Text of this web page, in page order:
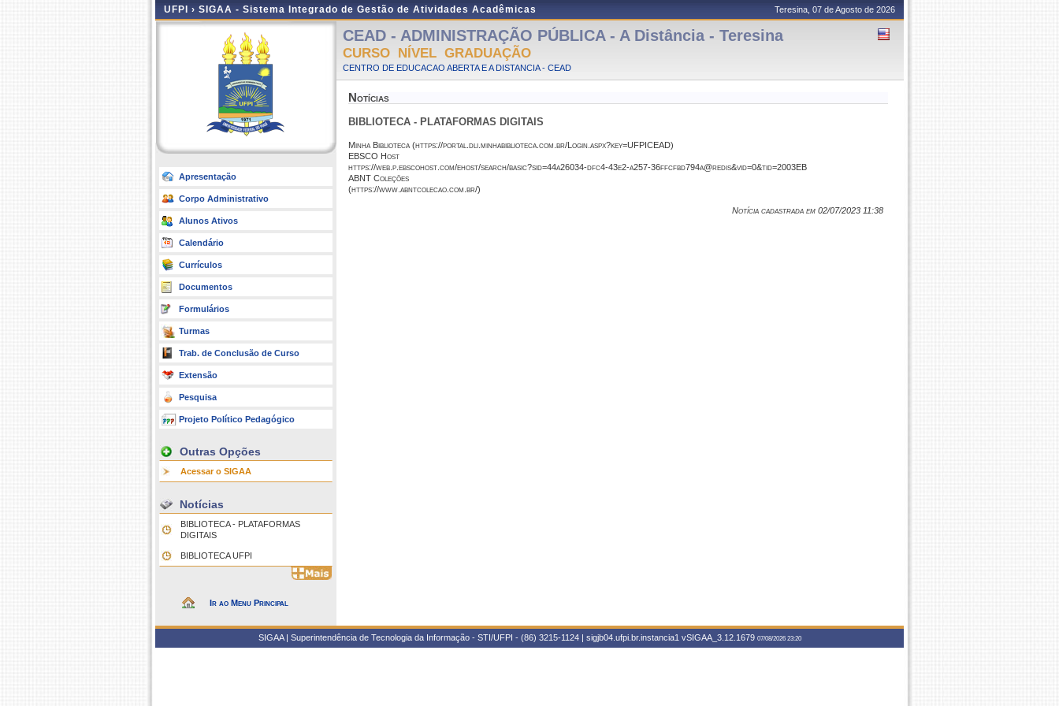
UFPI › SIGAA - Sistema Integrado de Gestão de Atividades Acadêmicas Teresina, 07 de Agosto de 2026
Apresentação
Corpo Administrativo
Alunos Ativos
Calendário
Currículos
Documentos
Formulários
Turmas
Trab. de Conclusão de Curso
Extensão
Pesquisa
Projeto Político Pedagógico
Outras Opções
Acessar o SIGAA
Notícias
BIBLIOTECA - PLATAFORMAS
DIGITAIS
BIBLIOTECA UFPI
Ir ao Menu Principal
CEAD - ADMINISTRAÇÃO PÚBLICA - A Distância - Teresina
CURSO NÍVEL GRADUAÇÃO
CENTRO DE EDUCACAO ABERTA E A DISTANCIA - CEAD
Notícias
BIBLIOTECA - PLATAFORMAS DIGITAIS
Minha Biblioteca (https://portal.dli.minhabiblioteca.com.br/Login.aspx?key=UFPICEAD)
EBSCO Host
https://web.p.ebscohost.com/ehost/search/basic?sid=44a26034-dfc4-43e2-a257-36ffcfbd794a@redis&vid=0&tid=2003EB
ABNT Coleções
(https://www.abntcolecao.com.br/)
Notícia cadastrada em 02/07/2023 11:38
SIGAA | Superintendência de Tecnologia da Informação - STI/UFPI - (86) 3215-1124 | sigjb04.ufpi.br.instancia1 vSIGAA_3.12.1679 07/08/2026 23:20